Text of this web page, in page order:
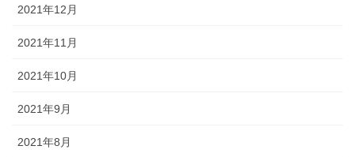
2021年12月
2021年11月
2021年10月
2021年9月
2021年8月